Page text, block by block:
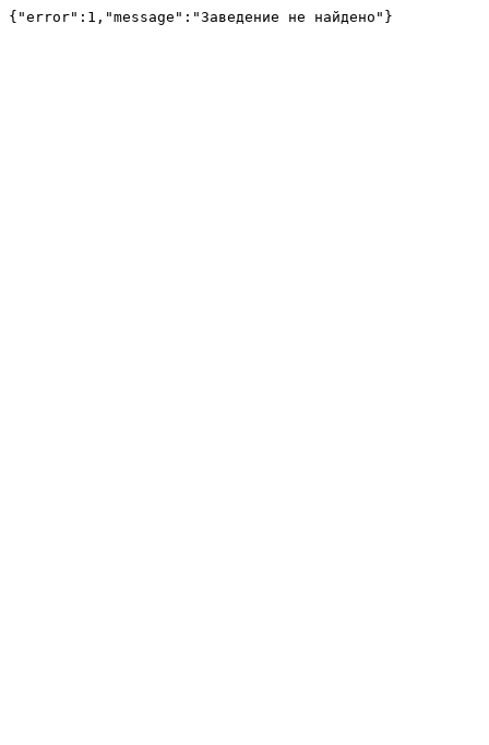
{"error":1,"message":"Заведение не найдено"}